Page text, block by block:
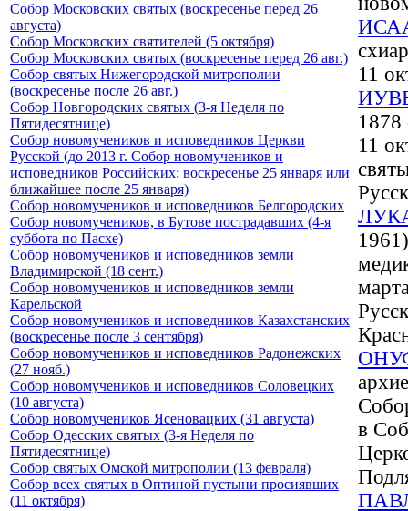
Собор Московских святых (воскресенье перед 26
августа)
Собор Московских святителей (5 октября)
Собор Московских святых (воскресенье перед 26 авг.)
Собор святых Нижегородской митрополии
(воскресенье после 26 авг.)
Собор Новгородских святых (3-я Неделя по
Пятидесятнице)
Собор новомучеников и исповедников Церкви
Русской (до 2013 г. Собор новомучеников и
исповедников Российских; воскресенье 25 января или
ближайшее после 25 января)
Собор новомучеников и исповедников Белгородских
Собор новомучеников, в Бутове пострадавших (4-я
суббота по Пасхе)
Собор новомучеников и исповедников земли
Владимирской (18 сент.)
Собор новомучеников и исповедников земли
Карельской
Собор новомучеников и исповедников Казахстанских
(воскресенье после 3 сентября)
Собор новомучеников и исповедников Радонежских
(27 нояб.)
Собор новомучеников и исповедников Соловецких
(10 августа)
Собор новомучеников Ясеновацких (31 августа)
Собор Одесских святых (3-я Неделя по
Пятидесятнице)
Собор святых Омской митрополии (13 февраля)
Собор всех святых в Оптиной пустыни просиявших
(11 октября)
11
11
в